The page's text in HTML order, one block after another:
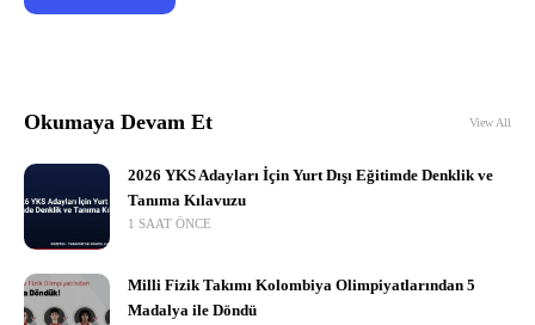
Okumaya Devam Et View All
2026 YKS Adayları İçin Yurt Dışı Eğitimde Denklik ve
Tanıma Kılavuzu
1 SAAT ÖNCE
Milli Fizik Takımı Kolombiya Olimpiyatlarından 5
Madalya ile Döndü